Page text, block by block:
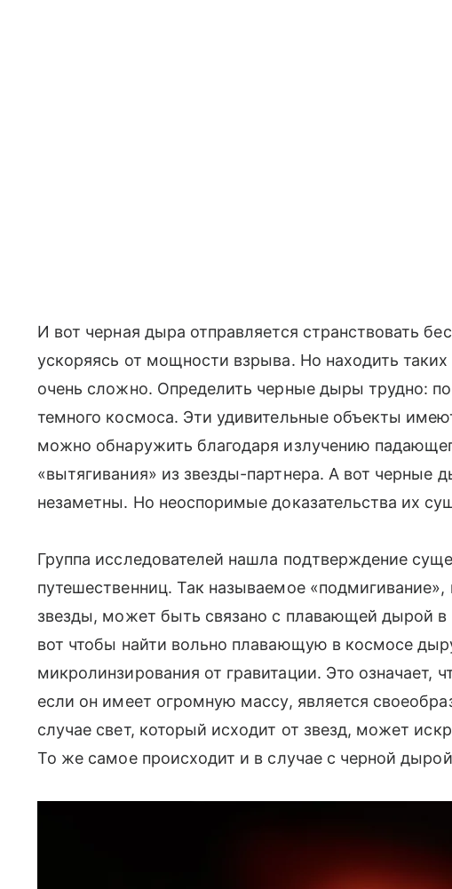
И вот черная дыра отправляется странствовать
ускоряясь от мощности взрыва. Но находить
очень сложно. Определить черные дыры трудно:
темного космоса. Эти удивительные объекты
можно обнаружить благодаря излучению
«вытягивания» из звезды-партнера. А вот черные
незаметны. Но неоспоримые доказательства их
Группа исследователей нашла подтверждение
путешественниц. Так называемое
звезды, может быть связано с плавающей дырой в
вот чтобы найти вольно плавающую в космосе
микролинзирования от гравитации. Это означает,
если он имеет огромную массу, является
случае свет, который исходит от звезд, может
То же самое происходит и в случае с черной